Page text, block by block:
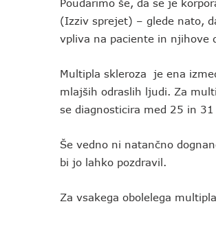
Poudarimo še, da se je
(Izziv sprejet) – glede nato,
vpliva na paciente in njihove
Multipla skleroza je ena
mlajših odraslih ljudi. Za
se diagnosticira med 25 in
Še vedno ni natančno
bi jo lahko pozdravil.
Za vsakega obolelega